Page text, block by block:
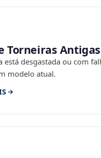
Torneiras Antigas
está desgastada ou com
modelo atual.